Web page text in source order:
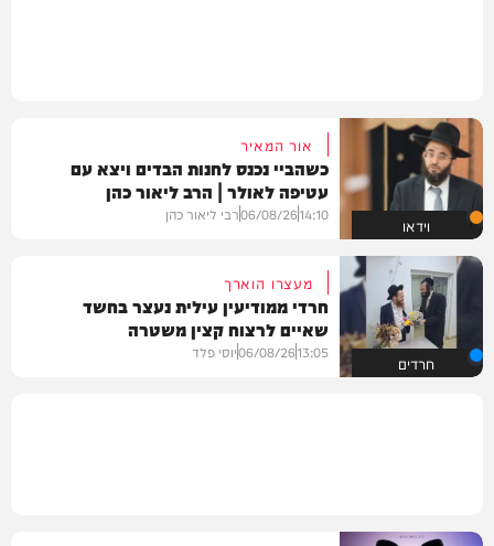
וידאו
אור המאיר
כשהביי נכנס לחנות הבדים ויצא עם
עטיפה לאולר | הרב ליאור כהן
14:10
06/08/26רבי ליאור כהן
חרדים
מעצרו הוארך
חרדי ממודיעין עילית נעצר בחשד
שאיים לרצוח קצין משטרה
13:05
06/08/26יוסי פלד